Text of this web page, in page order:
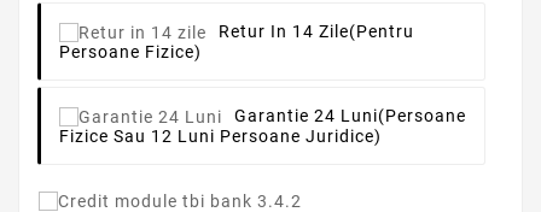
Retur In 14 Zile(pentru
Persoane Fizice)
Garantie 24 Luni(persoane
Fizice Sau 12 Luni Persoane Juridice)